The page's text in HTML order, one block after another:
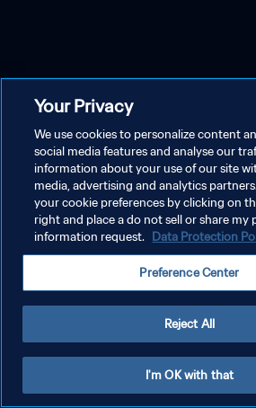
Your Privacy
We use cookies to personalize content
social media features and analyse our
information about your use of our site
media, advertising and analytics
your cookie preferences by clicking on
right and place a do not sell or share my
information request. Data Protection
Preference Center
Reject All
I'm OK with that